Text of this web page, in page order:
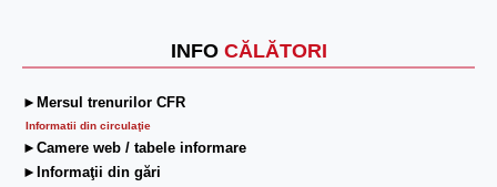
INFO CĂLĂTORI
►Mersul trenurilor CFR
Informatii din circulaţie
►Camere web / tabele informare
►Informaţii din gări